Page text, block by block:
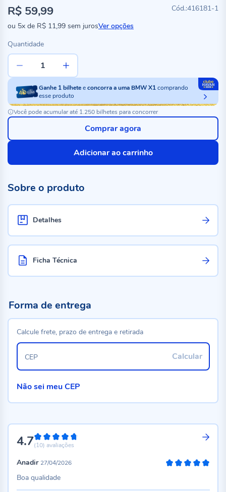
416181-1
R$ 59,99
ou 5x de R$ 11,99 sem jurosVer opções
Quantidade
Ganhe 1bilheteeconcorra a uma BMW X1comprando
esse produto
Você pode acumular até 1.250 bilhetes para concorrer
Adicionar ao carrinho
Comprar agora
Sobre o produto
Detalhes
Ficha Técnica
4.794%
(10) avaliações
Anadir 27/04/2026
Boa qualidade
Forma de entrega
Calcule frete, prazo de entrega e retirada
Calcular
CEP
Não sei meu CEP